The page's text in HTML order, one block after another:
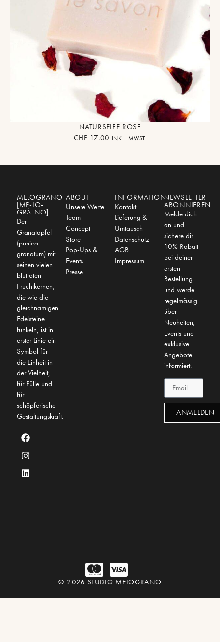
NATURSEIFE ROSE
CHF 17.00 INKL. MWST.
MELOGRANO
[ME-LO-
GRÀ-NO]
Der
Granatapfel
(punica
granatum) mit
seinen vielen
blutroten
Fruchtkernen,
die wie die
gleichnamigen
Edelsteine
funkeln, ist in
erster Linie ein
Symbol für
die Einheit in
der Vielheit,
für Fülle und
für
schöpferische
Gestaltungskraft.
ABOUT
Unsere Werte
Team
Concept
Store
Pop-Ups &
Events
Presse
INFORMATION
Kontakt
Lieferung &
Umtausch
Datenschutz
AGB
Impressum
NEWSLETTER
ABONNIEREN
Melde dich
an und
sichere dir
10% Rabatt
bei deiner
ersten
Bestellung
und werde
regelmässig
über
Neuheiten,
Events und
exklusive
Angebote
informiert.
ANMELDEN
© 2026 STUDIO MELOGRANO